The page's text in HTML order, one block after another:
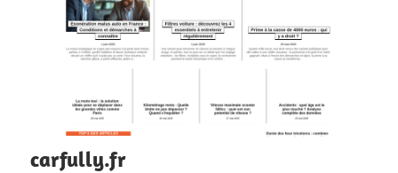
carfully.fr